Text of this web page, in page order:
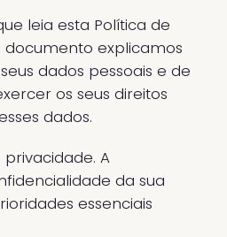
leia esta Política de
documento explicamos
dados pessoais e de
os seus direitos
dados.
A
da sua
essenciais